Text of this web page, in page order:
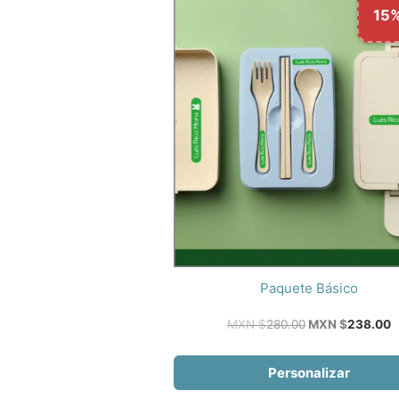
Paquete Básico
MXN $280.00 El
original
era:
MXN $238.00El
Personalizar